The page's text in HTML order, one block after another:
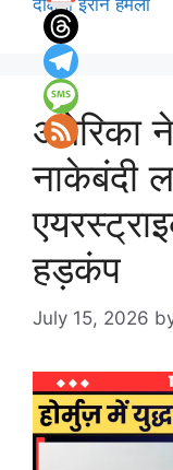
दक्षिणी ईरान हमला
अमेरिका
नाकेबंदी
हड़कंप
July 15, 2026